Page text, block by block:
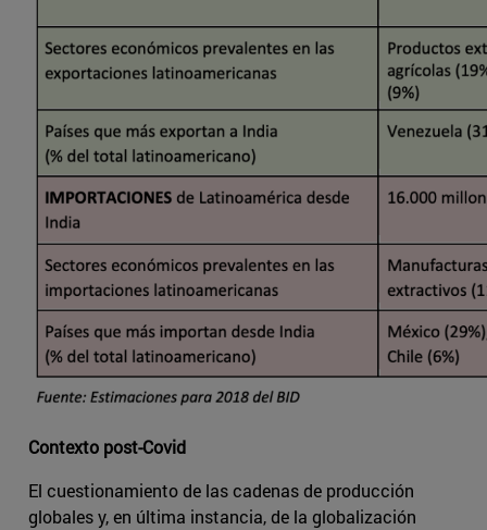
Contexto post-Covid
El cuestionamiento de las cadenas de producción
globales y, en última instancia, de la globalización